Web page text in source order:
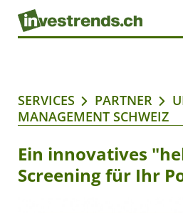
SERVICES PARTNER
MANAGEMENT SCHWEIZ
Ein innovatives
Screening für Ihr